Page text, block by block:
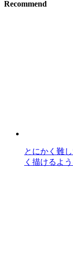
Recommend
とにかく難
く描けるよ